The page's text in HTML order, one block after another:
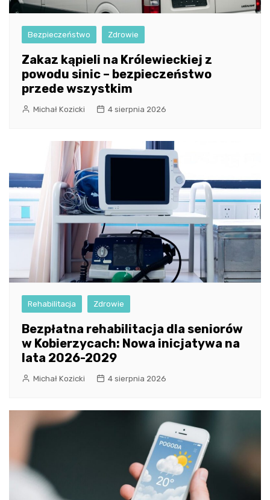
Bezpieczeństwo Zdrowie
Zakaz kąpieli na Królewieckiej z
powodu sinic – bezpieczeństwo
przede wszystkim
Michał Kozicki 4 sierpnia 2026
Rehabilitacja Zdrowie
Bezpłatna rehabilitacja dla seniorów
w Kobierzycach: Nowa inicjatywa na
lata 2026-2029
Michał Kozicki 4 sierpnia 2026